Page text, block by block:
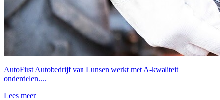
AutoFirst Autobedrijf van Lunsen werkt met A-kwaliteit
onderdelen....
Lees meer